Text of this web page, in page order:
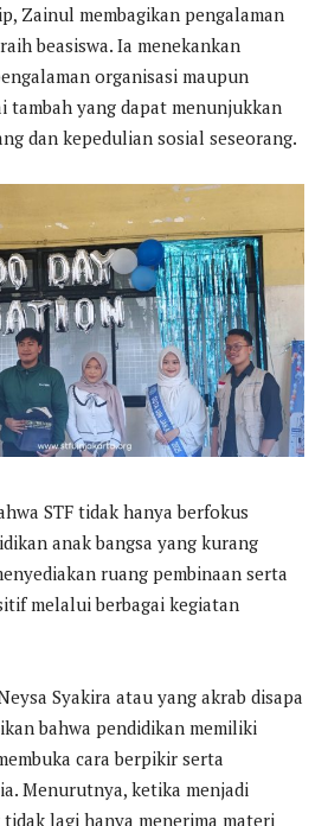
Zainul membagikan pengalaman
beasiswa. Ia menekankan
organisasi maupun
tambah yang dapat menunjukkan
dan kepedulian sosial seseorang.
STF tidak hanya berfokus
anak bangsa yang kurang
ruang pembinaan serta
melalui berbagai kegiatan
Syakira atau yang akrab disapa
bahwa pendidikan memiliki
cara berpikir serta
Menurutnya, ketika menjadi
tidak lagi hanya menerima materi